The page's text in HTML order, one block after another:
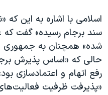
سفر پرزیدنت ترامپ به چین
اسلامی با اشاره به این که
سند برجام رسیده» گفت که
شده» همچنان به جمهوری
حالی که «اساس پذیرش
رفع اتهام و اعتمادسازی
«پذیرفت ظرفیت